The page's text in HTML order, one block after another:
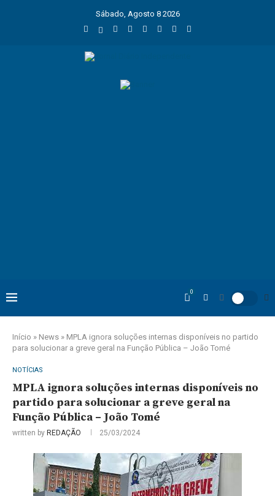
Sábado, Agosto 8 2026
0
Início » News » MPLA ignora soluções internas disponíveis no partido
para solucionar a greve geral na Função Pública – João Tomé
NOTÍCIAS
MPLA ignora soluções internas disponíveis no
partido para solucionar a greve geral na
Função Pública – João Tomé
written by REDAÇÃO 25/03/2024